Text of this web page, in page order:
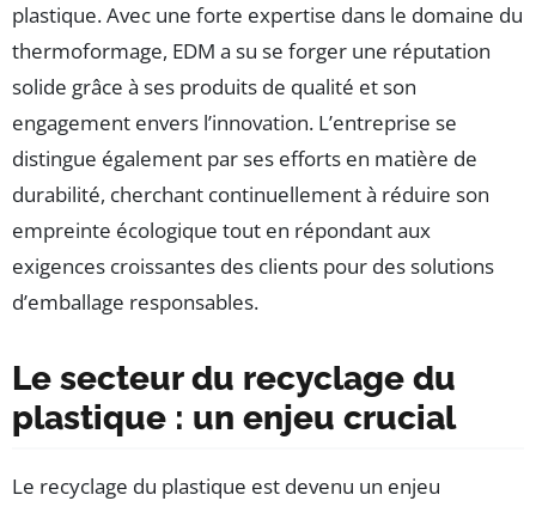
plastique. Avec une forte expertise dans le domaine du
thermoformage, EDM a su se forger une réputation
solide grâce à ses produits de qualité et son
engagement envers l’innovation. L’entreprise se
distingue également par ses efforts en matière de
durabilité, cherchant continuellement à réduire son
empreinte écologique tout en répondant aux
exigences croissantes des clients pour des solutions
d’emballage responsables.
Le secteur du recyclage du
plastique : un enjeu crucial
Le recyclage du plastique est devenu un enjeu